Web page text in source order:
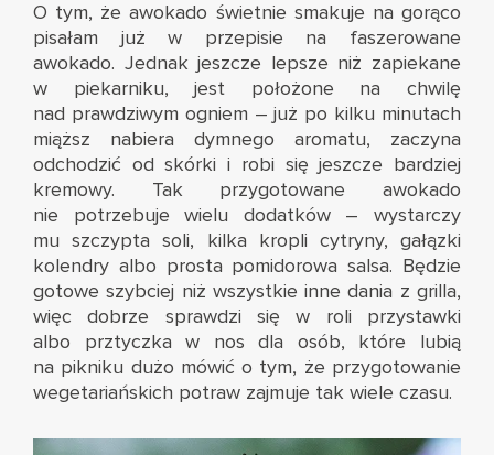
O tym, że awokado świetnie smakuje na gorąco
pisałam już w przepisie na faszerowane
awokado. Jednak jeszcze lepsze niż zapiekane
w piekarniku, jest położone na chwilę
nad prawdziwym ogniem – już po kilku minutach
miąższ nabiera dymnego aromatu, zaczyna
odchodzić od skórki i robi się jeszcze bardziej
kremowy. Tak przygotowane awokado
nie potrzebuje wielu dodatków – wystarczy
mu szczypta soli, kilka kropli cytryny, gałązki
kolendry albo prosta pomidorowa salsa. Będzie
gotowe szybciej niż wszystkie inne dania z grilla,
więc dobrze sprawdzi się w roli przystawki
albo prztyczka w nos dla osób, które lubią
na pikniku dużo mówić o tym, że przygotowanie
wegetariańskich potraw zajmuje tak wiele czasu.